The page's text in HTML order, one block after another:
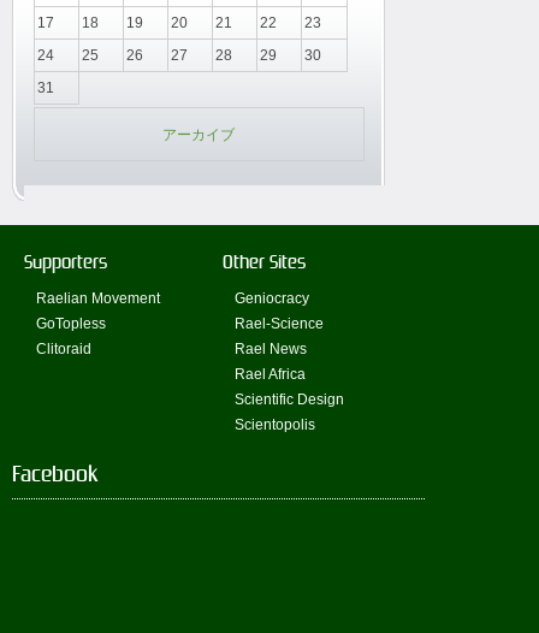
17
18 19 20 21 22
23
24
25 26 27 28 29
30
31
アーカイブ
Supporters
Raelian Movement
GoTopless
Clitoraid
Other Sites
Geniocracy
Rael-Science
Rael News
Rael Africa
Scientific Design
Scientopolis
Facebook